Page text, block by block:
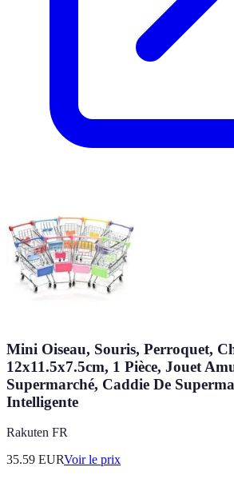
Mini Oiseau, Souris, Perroquet,
12x11.5x7.5cm, 1 Pièce, Jouet
Supermarché, Caddie De
Intelligente
Rakuten FR
35.59 EURVoir le prix